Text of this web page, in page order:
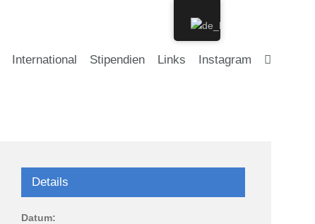
International Stipendien Links Instagram
Details
Datum: